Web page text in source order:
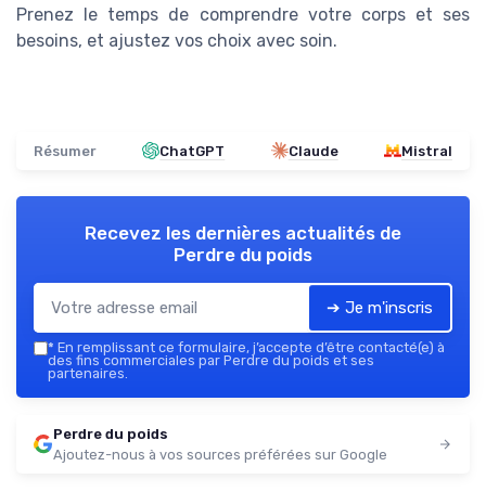
Prenez le temps de comprendre votre corps et ses
besoins, et ajustez vos choix avec soin.
Résumer ChatGPT Claude Mistral
Recevez les dernières actualités de
Perdre du poids
➔ Je m'inscris
* En remplissant ce formulaire, j’accepte d’être contacté(e) à
des fins commerciales par Perdre du poids et ses
partenaires.
Perdre du poids
Ajoutez-nous à vos sources préférées sur Google